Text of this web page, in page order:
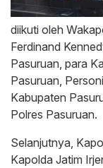
diikuti oleh
Ferdinand
Pasuruan, para
Pasuruan,
Kabupaten
Polres Pasuruan.
Selanjutnya,
Kapolda Jatim